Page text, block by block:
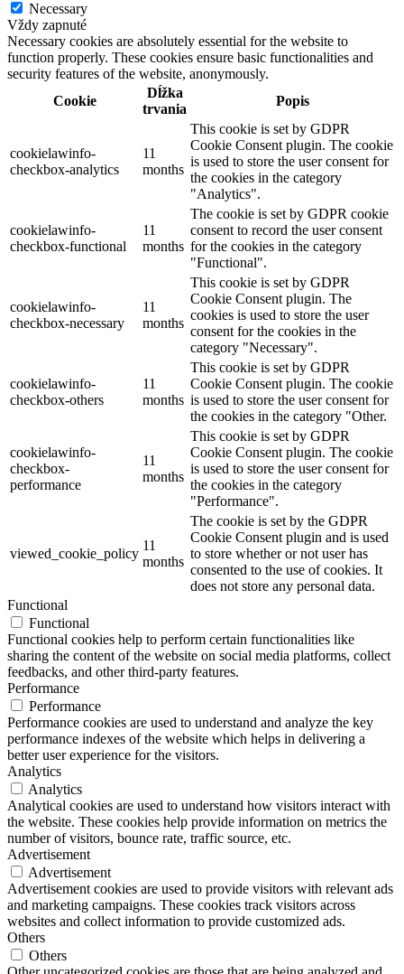
Necessary
Vždy zapnuté
Necessary cookies are absolutely essential for the website to
function properly. These cookies ensure basic functionalities and
security features of the website, anonymously.
Cookie
Dĺžka
trvania
Popis
cookielawinfo-
checkbox-analytics
11
months
This cookie is set by GDPR
Cookie Consent plugin. The cookie
is used to store the user consent for
the cookies in the category
"Analytics".
cookielawinfo-
checkbox-functional
11
months
The cookie is set by GDPR cookie
consent to record the user consent
for the cookies in the category
"Functional".
cookielawinfo-
checkbox-necessary
11
months
This cookie is set by GDPR
Cookie Consent plugin. The
cookies is used to store the user
consent for the cookies in the
category "Necessary".
cookielawinfo-
checkbox-others
11
months
This cookie is set by GDPR
Cookie Consent plugin. The cookie
is used to store the user consent for
the cookies in the category "Other.
cookielawinfo-
checkbox-
performance
11
months
This cookie is set by GDPR
Cookie Consent plugin. The cookie
is used to store the user consent for
the cookies in the category
"Performance".
viewed_cookie_policy
11
months
The cookie is set by the GDPR
Cookie Consent plugin and is used
to store whether or not user has
consented to the use of cookies. It
does not store any personal data.
Functional
Functional
Functional cookies help to perform certain functionalities like
sharing the content of the website on social media platforms, collect
feedbacks, and other third-party features.
Performance
Performance
Performance cookies are used to understand and analyze the key
performance indexes of the website which helps in delivering a
better user experience for the visitors.
Analytics
Analytics
Analytical cookies are used to understand how visitors interact with
the website. These cookies help provide information on metrics the
number of visitors, bounce rate, traffic source, etc.
Advertisement
Advertisement
Advertisement cookies are used to provide visitors with relevant ads
and marketing campaigns. These cookies track visitors across
websites and collect information to provide customized ads.
Others
Others